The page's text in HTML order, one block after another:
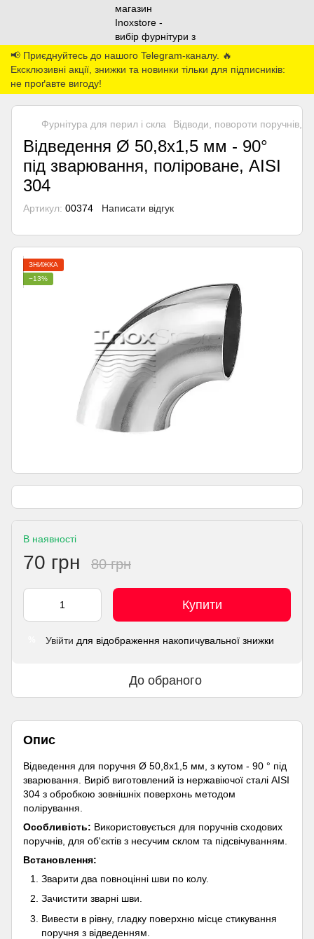
📢 Приєднуйтесь до нашого Telegram-каналу. 🔥
Ексклюзивні акції, знижки та новинки тільки для підписників:
не проґавте вигоду!
Фурнітура для перил і скла Відводи, повороти поручнів,
Відведення Ø 50,8х1,5 мм - 90°
під зварювання, поліроване, AISI
304
Артикул: 00374 Написати відгук
ЗНИЖКА
−13%
В наявності
70 грн 80 грн
Купити
Увійти для відображення накопичувальної знижки
До обраного
Опис
Відведення для поручня Ø 50,8х1,5 мм, з кутом - 90 ° під
зварювання. Виріб виготовлений із нержавіючої сталі AISI
304 з обробкою зовнішніх поверхонь методом
полірування.
Особливість: Використовується для поручнів сходових
поручнів, для об'єктів з несучим склом та підсвічуванням.
Встановлення:
Зварити два повноцінні шви по колу.
Зачистити зварні шви.
Вивести в рівну, гладку поверхню місце стикування
поручня з відведенням.